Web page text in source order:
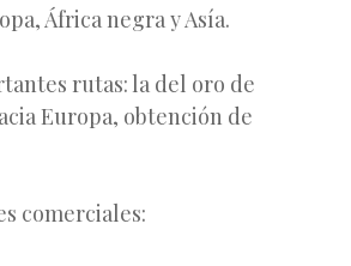
África negra y Asía.
rutas: la del oro de
Europa, obtención de
comerciales: